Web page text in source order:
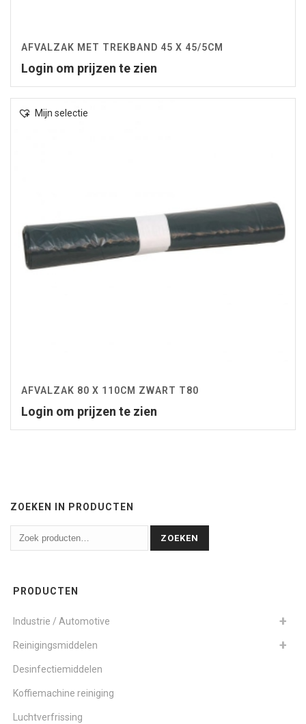
AFVALZAK MET TREKBAND 45 X 45/5CM
Login om prijzen te zien
Mijn selectie
AFVALZAK 80 X 110CM ZWART T80
Login om prijzen te zien
ZOEKEN IN PRODUCTEN
ZOEKEN
PRODUCTEN
Industrie / Automotive
Reinigingsmiddelen
Desinfectiemiddelen
Koffiemachine reiniging
Luchtverfrissing